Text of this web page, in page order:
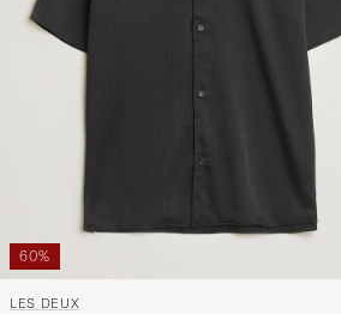
60%
LES DEUX